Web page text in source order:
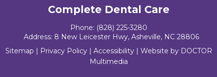
Complete Dental Care
Phone: (828) 225-3280
Address: 8 New Leicester Hwy, Asheville, NC 28806
Sitemap | Privacy Policy| Accessibility| Website by DOCTOR
Multimedia